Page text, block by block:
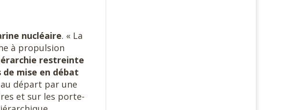
nucléaire. « La
à propulsion
restreinte
mise en débat
départ par une
et sur les porte-